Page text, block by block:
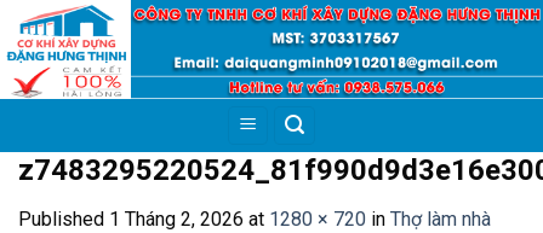
Skip
content
Published 1 Tháng 2, 2026 at 1280 × 720 in Thợ làm nhà